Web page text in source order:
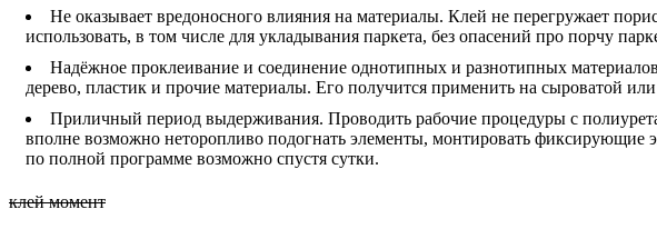
Не оказывает вредоносного влияния на материалы. Клей не перегружает
использовать, в том числе для укладывания паркета, без опасений про порчу
Надёжное проклеивание и соединение однотипных и разнотипных
дерево, пластик и прочие материалы. Его получится применить на сыроватой
Приличный период выдерживания. Проводить рабочие процедуры с
вполне возможно неторопливо подогнать элементы, монтировать фиксирующие
по полной программе возможно спустя сутки.
клей момент